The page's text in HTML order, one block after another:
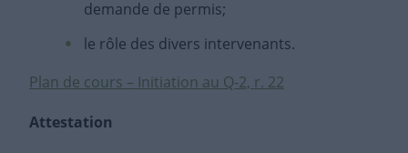
demande de permis;
le rôle des divers intervenants.
Plan de cours – Initiation au Q-2, r. 22
Attestation